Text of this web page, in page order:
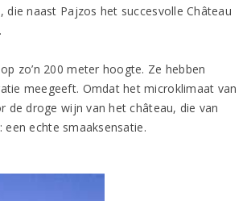
die naast Pajzos het succesvolle Château
zo’n 200 meter hoogte. Ze hebben
meegeeft. Omdat het microklimaat van
de droge wijn van het château, die van
echte smaaksensatie.